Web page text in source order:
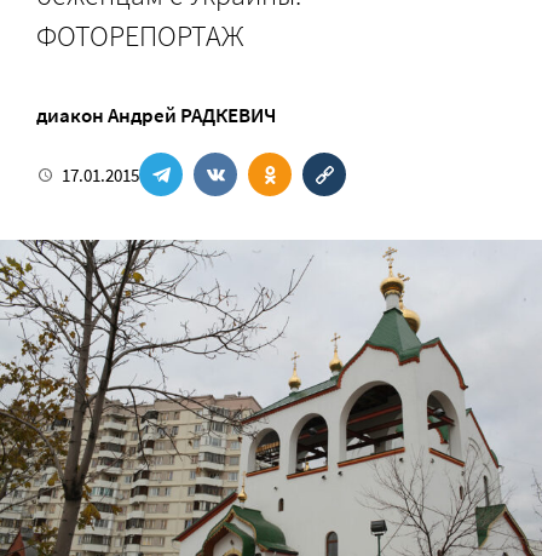
ФОТОРЕПОРТАЖ
диакон Андрей РАДКЕВИЧ
17.01.2015